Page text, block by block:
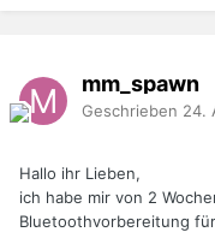
mm_spawn
Geschrieben 24.
Hallo ihr Lieben,
ich habe mir von 2
Bluetoothvorbereitung